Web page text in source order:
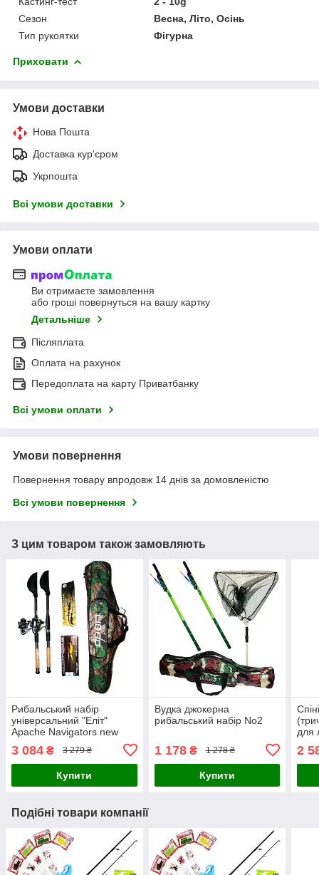
Сезон
Весна, Літо, Осінь
Тип рукоятки
Фігурна
Приховати
Умови доставки
Нова Пошта
Доставка кур'єром
Укрпошта
Всі умови доставки
Умови оплати
Ви отримаєте замовлення
або гроші повернуться на вашу картку
Детальніше
Післяплата
Оплата на рахунок
Передоплата на карту Приватбанку
Всі умови оплати
Умови повернення
Повернення товару впродовж 14 днів за домовленістю
Всі умови повернення
З цим товаром також замовляють
Рибальський набір
універсальний "Еліт"
Apache Navigators new
3 084 ₴ 3 279 ₴
Купити
Вудка джокерна
рибальський набір No2
1 178₴ 1 278 ₴
Купити
для
2
Подібні товари компанії